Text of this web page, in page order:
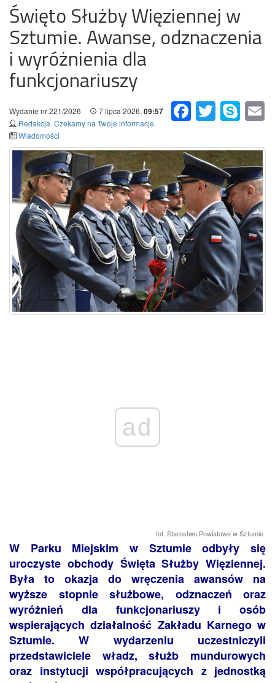
Święto Służby Więziennej w
Sztumie. Awanse, odznaczenia
i wyróżnienia dla
funkcjonariuszy
FacebookTwitter Skype
Wydanie nr 221/2026 7 lipca 2026, 09:57
Redakcja. Czekamy na Twoje informacje.
Wiadomości
ad
fot. Starostwo Powiatowe w Sztumie
W Parku Miejskim w Sztumie odbyły się
uroczyste obchody Święta Służby Więziennej.
Była to okazja do wręczenia awansów na
wyższe stopnie służbowe, odznaczeń oraz
wyróżnień dla funkcjonariuszy i osób
wspierających działalność Zakładu Karnego w
Sztumie. W wydarzeniu uczestniczyli
przedstawiciele władz, służb mundurowych
oraz instytucji współpracujących z jednostką